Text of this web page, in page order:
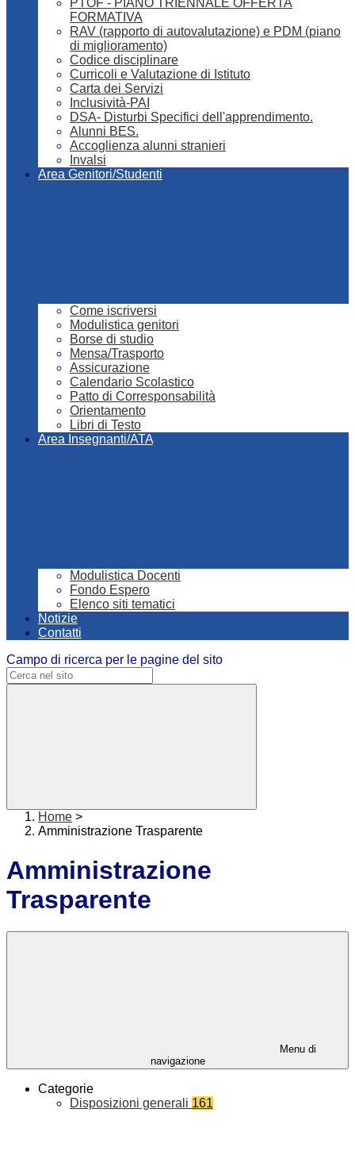
PTOF - PIANO TRIENNALE OFFERTA
FORMATIVA
RAV (rapporto di autovalutazione) e PDM (piano
di miglioramento)
Codice disciplinare
Curricoli e Valutazione di Istituto
Carta dei Servizi
Inclusività-PAI
DSA- Disturbi Specifici dell'apprendimento.
Alunni BES.
Accoglienza alunni stranieri
Invalsi
Area Genitori/Studenti
Come iscriversi
Modulistica genitori
Borse di studio
Mensa/Trasporto
Assicurazione
Calendario Scolastico
Patto di Corresponsabilità
Orientamento
Libri di Testo
Area Insegnanti/ATA
Modulistica Docenti
Fondo Espero
Elenco siti tematici
Notizie
Contatti
Campo di ricerca per le pagine del sito
Home >
Amministrazione Trasparente
Amministrazione
Trasparente
Menu di
navigazione
Categorie
Disposizioni generali 161